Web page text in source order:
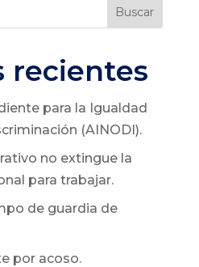
Buscar
recientes
para la Igualdad
(AINODI).
no extingue la
para trabajar.
de guardia de
por acoso.